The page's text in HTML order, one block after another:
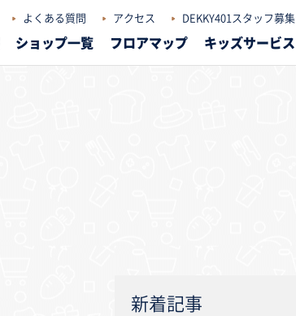
よくある質問 アクセス DEKKY401スタッフ募集
ショップ一覧 フロアマップ キッズサービス
新着記事